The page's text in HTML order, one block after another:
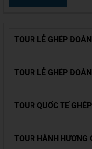
TOUR LẺ GHÉP
TOUR LẺ GHÉP
TOUR QUỐC TẾ
TOUR HÀNH HƯƠNG